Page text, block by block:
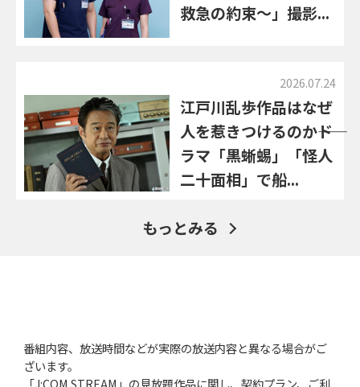
救急の約束～」撮影...
2026.07.24
江戸川乱歩作品はなぜ
人を惹きつけるのか――ド
ラマ「黒蜥蜴」「怪人
二十面相」で船...
もっとみる
番組内容、放送時間などが実際の放送内容と異なる場合がご
ざいます。